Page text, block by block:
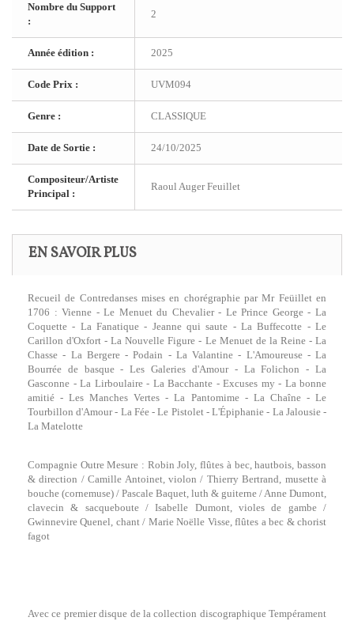
Nombre du Support
:
2
Année édition : 2025
Code Prix : UVM094
Genre : CLASSIQUE
Date de Sortie : 24/10/2025
Compositeur/Artiste
Principal :
Raoul Auger Feuillet
EN SAVOIR PLUS
Recueil de Contredanses mises en chorégraphie par Mr Feüillet en
1706 : Vienne - Le Menuet du Chevalier - Le Prince George - La
Coquette - La Fanatique - Jeanne qui saute - La Buffecotte - Le
Carillon d'Oxfort - La Nouvelle Figure - Le Menuet de la Reine - La
Chasse - La Bergere - Podain - La Valantine - L'Amoureuse - La
Bourrée de basque - Les Galeries d'Amour - La Folichon - La
Gasconne - La Lirboulaire - La Bacchante - Excuses my - La bonne
amitié - Les Manches Vertes - La Pantomime - La Chaîne - Le
Tourbillon d'Amour - La Fée - Le Pistolet - L'Épiphanie - La Jalousie -
La Matelotte
Compagnie Outre Mesure : Robin Joly, flûtes à bec, hautbois, basson
& direction / Camille Antoinet, violon / Thierry Bertrand, musette à
bouche (cornemuse) / Pascale Baquet, luth & guiterne / Anne Dumont,
clavecin & sacqueboute / Isabelle Dumont, violes de gambe /
Gwinnevire Quenel, chant / Marie Noëlle Visse, flûtes a bec & chorist
fagot
Avec ce premier disque de la collection discographique Tempérament